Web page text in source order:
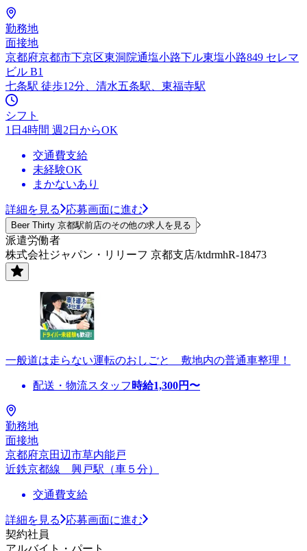
勤務地
面接地
京都府京都市下京区東洞院通塩小路下ル東塩小路849 セレマ
ビル B1
七条駅 徒歩12分、清水五条駅、東福寺駅
シフト
1日4時間 週2日からOK
交通費支給
未経験OK
まかないあり
詳細を見る 応募画面に進む
Beer Thirty 京都駅前店のその他の求人を見る
派遣労働者
株式会社ジャパン・リリーフ 京都支店/ktdrmhR-18473
一般道は走らない運転のおしごと 敷地内の普通車整理！
配送・物流スタッフ 時給1,300円〜
勤務地
面接地
京都府京田辺市草内能戸
近鉄京都線 興戸駅（車５分）
交通費支給
詳細を見る
応募画面に進む
契約社員
アルバイト・パート